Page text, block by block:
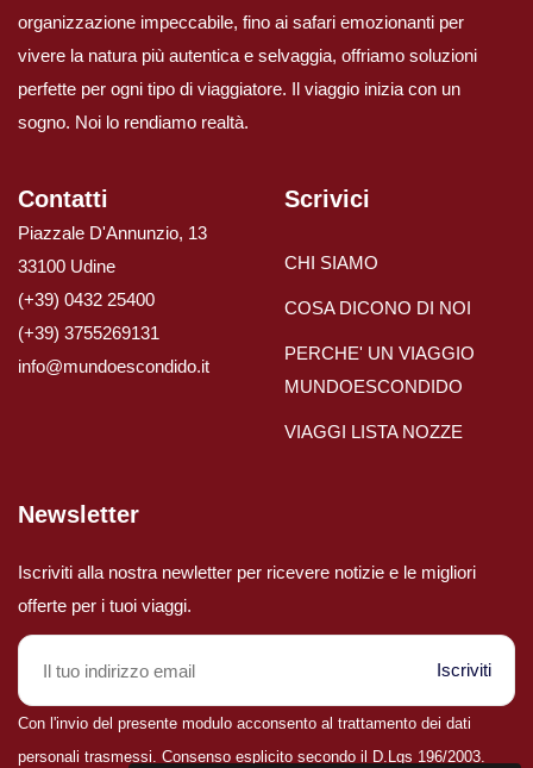
Sud America
Viaggi in Aruba
Viaggi in Bolivia
Viaggi in Brasile
Viaggi in Cile
Viaggi in Ecuador Galapagos
Viaggi in Peru'
organizzazione impeccabile, fino ai safari emozionanti per
vivere la natura più autentica e selvaggia, offriamo soluzioni
perfette per ogni tipo di viaggiatore. Il viaggio inizia con un
sogno. Noi lo rendiamo realtà.
Contatti
Piazzale D'Annunzio, 13
33100 Udine
(+39) 0432 25400
(+39) 3755269131
info@mundoescondido.it
Scrivici
CHI SIAMO
COSA DICONO DI NOI
PERCHE' UN VIAGGIO
MUNDOESCONDIDO
VIAGGI LISTA NOZZE
Newsletter
Iscriviti alla nostra newletter per ricevere notizie e le migliori
offerte per i tuoi viaggi.
Iscriviti
Con l'invio del presente modulo acconsento al trattamento dei dati
personali trasmessi. Consenso esplicito secondo il D.Lgs 196/2003.